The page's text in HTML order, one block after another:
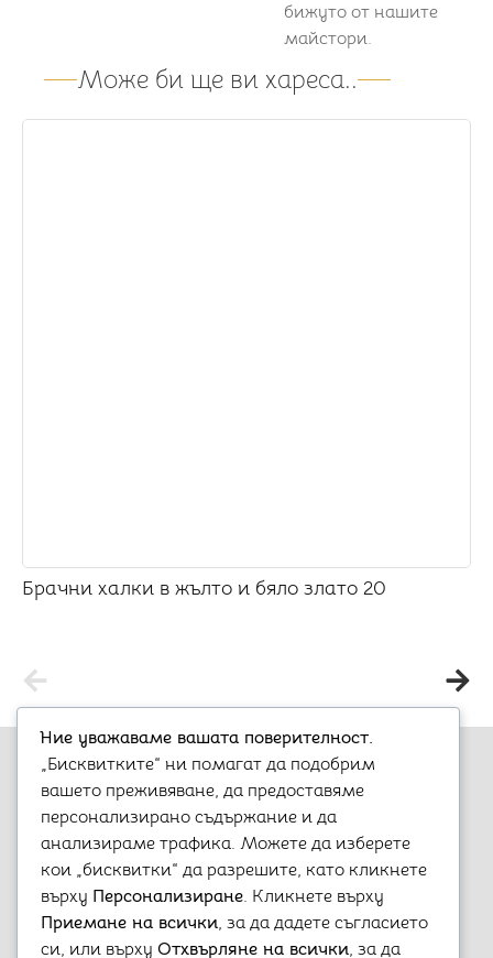
бижуто от нашите
майстори.
Може би ще ви хареса..
Брачни халки в жълто и бяло злато 20
Варна, бул. „Княз Борис I-ви“ 47
+359 899 980 729
aristostore@abv.bg
Информация
Контакти
Моят профил
Профил
Ние уважаваме вашата поверителност.
„Бисквитките“ ни помагат да подобрим
вашето преживяване, да предоставяме
персонализирано съдържание и да
анализираме трафика. Можете да изберете
кои „бисквитки“ да разрешите, като кликнете
върху Персонализиране. Кликнете върху
Приемане на всички, за да дадете съгласието
си, или върху Отхвърляне на всички, за да